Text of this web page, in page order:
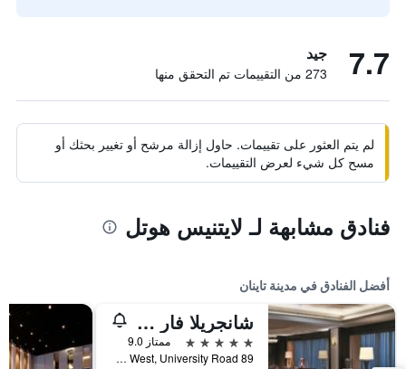
7.7 جيد
273 من التقييمات تم التحقق منها
لم يتم العثور على تقييمات. حاول إزالة مرشح أو تغيير بحثك أو
مسح كل شيء لعرض التقييمات.
فنادق مشابهة لـ لايتنيس هوتل
أفضل الفنادق في مدينة تاينان
شانجريلا فار إيسترن تاينان
5 نجوم
ممتاز 9.0
89 Section West, University Road, مدينة تاينان, تايوان